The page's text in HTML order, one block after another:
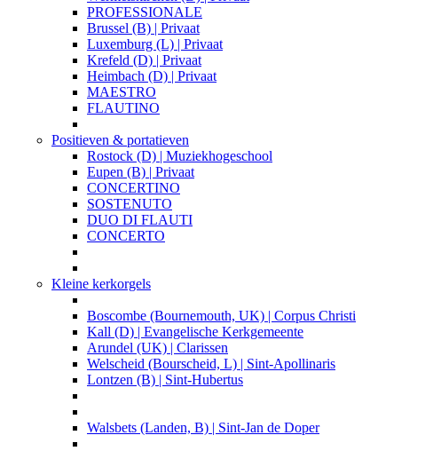
PROFESSIONALE
Brussel (B) | Privaat
Luxemburg (L) | Privaat
Krefeld (D) | Privaat
Heimbach (D) | Privaat
MAESTRO
FLAUTINO
Positieven & portatieven
Rostock (D) | Muziekhogeschool
Eupen (B) | Privaat
CONCERTINO
SOSTENUTO
DUO DI FLAUTI
CONCERTO
Kleine kerkorgels
Boscombe (Bournemouth, UK) | Corpus Christi
Kall (D) | Evangelische Kerkgemeente
Arundel (UK) | Clarissen
Welscheid (Bourscheid, L) | Sint-Apollinaris
Lontzen (B) | Sint-Hubertus
Walsbets (Landen, B) | Sint-Jan de Doper